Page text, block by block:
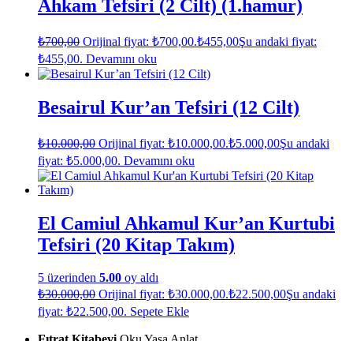
Ahkam Tefsiri (2 Cilt) (1.hamur)
₺700,00 Orijinal fiyat: ₺700,00.₺455,00Şu andaki fiyat:
₺455,00. Devamını oku
Besairul Kur’an Tefsiri (12 Cilt)
₺10.000,00 Orijinal fiyat: ₺10.000,00.₺5.000,00Şu andaki
fiyat: ₺5.000,00. Devamını oku
El Camiul Ahkamul Kur’an Kurtubi
Tefsiri (20 Kitap Takım)
5 üzerinden 5.00 oy aldı
₺30.000,00 Orijinal fiyat: ₺30.000,00.₺22.500,00Şu andaki
fiyat: ₺22.500,00. Sepete Ekle